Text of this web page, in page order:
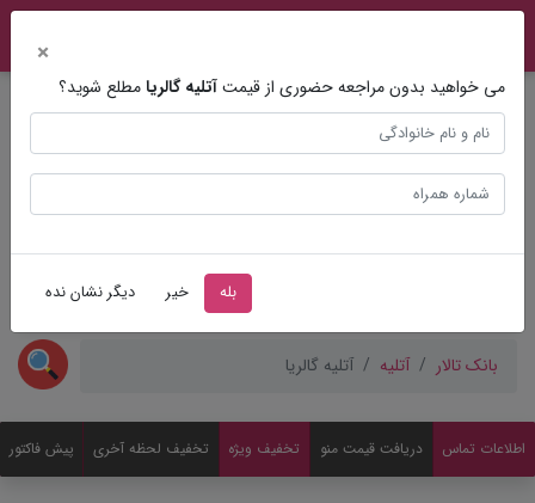
مشاوره عروسی
بانک تالار آتلیه آتلیه گالریا
اطلاعات تماس دریافت قیمت منو تخفیف ویژه تخفیف لحظه آخری پیش فاکتور
×
می خواهید بدون مراجعه حضوری از قیمتآتلیه گالریا مطلع شوید؟
بله خیر دیگر نشان نده